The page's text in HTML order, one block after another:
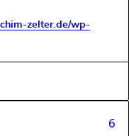
zelter.de/wp-
6